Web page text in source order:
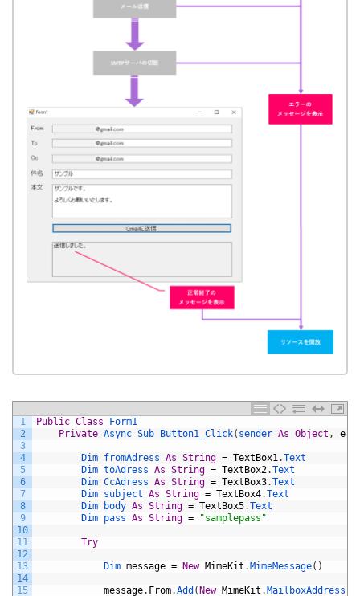
1
2
3
4
5
6
7
8
9
10
11
12
13
14
15
Public Class
Form1
Private Async Sub Button1_Click( sender As Object , e
Dim fromAdress As String = TextBox1.Text
Dim toAdress As String = TextBox2.Text
Dim CcAdress As String = TextBox3.Text
Dim subject As String = TextBox4.Text
Dim
body As String = TextBox5.Text
Dim pass As String = "samplepass"
Try
Dim message = New MimeKit . MimeMessage( )
message. From.Add ( New MimeKit . MailboxAddress